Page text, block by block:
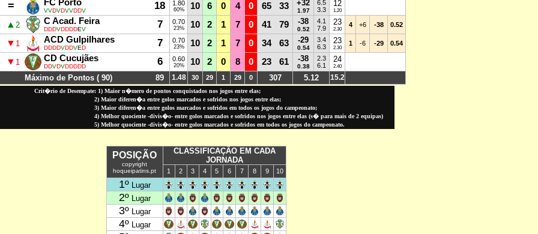
= FC Porto
VVDVDVVDDV 18 1.80
60% 10 6 0 4 0 65 33 +32
1.97
6.5
3.3
12
1.20
▲ 2 C Acad. Feira
DDDVDDDDEV 7 0.70
23% 10 2 1 7 0 41 79 -38
0.52
4.1
7.9
23
2.30
4 +6 -38 0.52
▼ 1 ACD Gulpilhares
DDDDVDDVED 7 0.70
23% 10 2 1 7 0 34 63 -29
0.54
3.4
6.3
23
2.30
1 -6 -29 0.54
▼ 1 CD Cucujães
DDVDVDDDDD 6 0.60
20% 10 2 0 8 0 23 61 -38
0.38
2.3
6.1
24
2.40
Máximo de Pontos ( 90) 89 1.48 30 29 1 29 0 307 5.12 15.2
Crit�rio de Desempate: 1) Maior n�mero de pontos conquistados nos jogos entre elas;
2) Maior diferen�a entre golos marcados e sofridos nos jogos entre elas;
3) Maior diferen�a entre golos marcados e sofridos em todos os jogos do campeonato;
4) Melhor quociente -divis�o- entre golos marcados e sofridos nos jogos entre elas (s� para mais de 2 equipas)
5) Melhor quociente -divis�o- entre golos marcados e sofridos em todos os jogos do campeonato.